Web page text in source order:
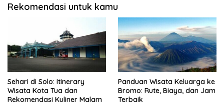
Rekomendasi untuk kamu
Sehari di Solo: Itinerary
Wisata Kota Tua dan
Rekomendasi Kuliner Malam
Panduan Wisata Keluarga ke
Bromo: Rute, Biaya, dan Jam
Terbaik